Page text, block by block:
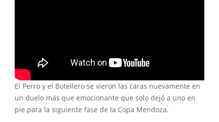
El Perro y el Botellero se vieron las caras nuevamente en
un duelo más que emocionante que solo dejó a uno en
pie para la siguiente fase de la Copa Mendoza.